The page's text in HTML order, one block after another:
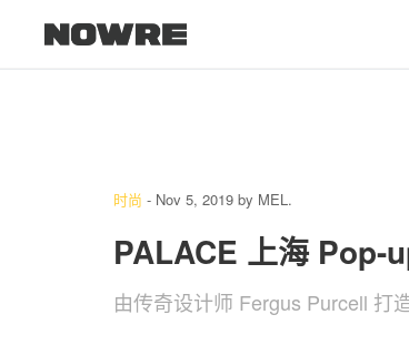
时尚 - Nov 5, 2019 by MEL.
PALACE 上海 Pop-
由传奇设计师 Fergus Purcell 打